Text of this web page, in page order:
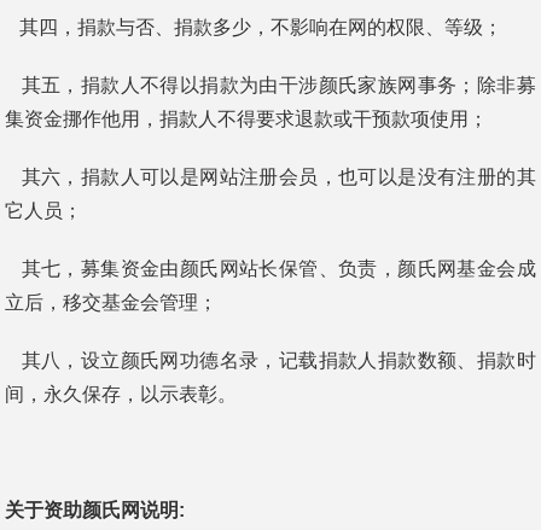
其四，捐款与否、捐款多少，不影响在网的权限、等级；
其五，捐款人不得以捐款为由干涉颜氏家族网事务；除非募
集资金挪作他用，捐款人不得要求退款或干预款项使用；
其六，捐款人可以是网站注册会员，也可以是没有注册的其
它人员；
其七，募集资金由颜氏网站长保管、负责，颜氏网基金会成
立后，移交基金会管理；
其八，设立颜氏网功德名录，记载捐款人捐款数额、捐款时
间，永久保存，以示表彰。
关于资助颜氏网说明: